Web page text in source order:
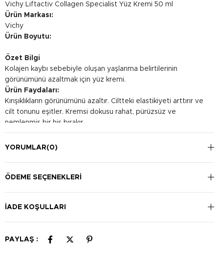
Vichy Liftactiv Collagen Specialist Yüz Kremi 50 ml
Ürün Markası:
Vichy
Ürün Boyutu:
Özet Bilgi
Kolajen kaybı sebebiyle oluşan yaşlanma belirtilerinin
görünümünü azaltmak için yüz kremi.
Ürün Faydaları:
Kırışıklıkların görünümünü azaltır. Ciltteki elastikiyeti arttırır ve
cilt tonunu eşitler. Kremsi dokusu rahat, pürüzsüz ve
nemlenmiş bir his bırakır.
Kullanım Şekli:
Her sabah kuru cilde tek başına uygulayın. Göz çevresi ile
YORUMLAR(0)
ÖDEME SEÇENEKLERI
İADE KOŞULLARI
PAYLAŞ :